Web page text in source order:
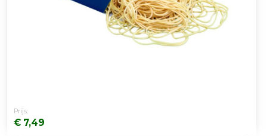
Prijs:
€ 7,49